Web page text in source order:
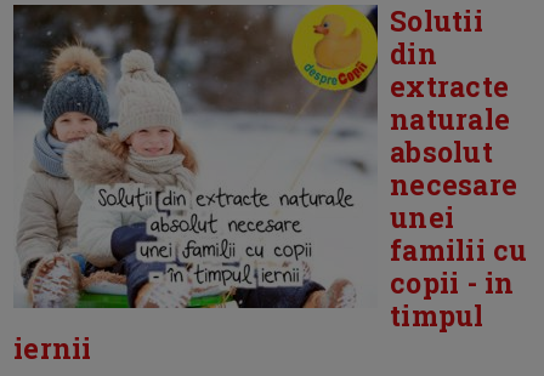
Solutii
din
extracte
naturale
absolut
necesare
unei
familii cu
copii - in
timpul
iernii